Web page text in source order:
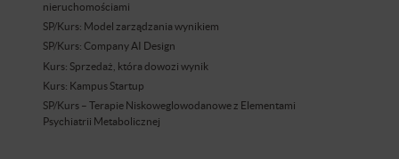
nieruchomościami
SP/Kurs: Model zarządzania wynikiem
SP/Kurs: Company AI Design
Kurs: Sprzedaż, która dowozi wynik
Kurs: Kampus Startup
SP/Kurs – Terapie Niskoweglowodanowe z Elementami
Psychiatrii Metabolicznej